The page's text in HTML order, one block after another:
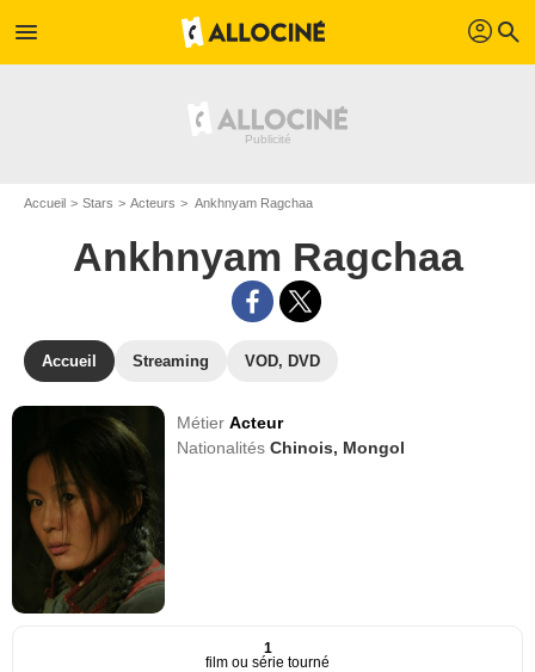
menu profil search
Accueil Stars Acteurs Ankhnyam Ragchaa
Ankhnyam Ragchaa
Accueil Streaming VOD, DVD
MétierActeur
NationalitésChinois, Mongol
1
film ou série tourné